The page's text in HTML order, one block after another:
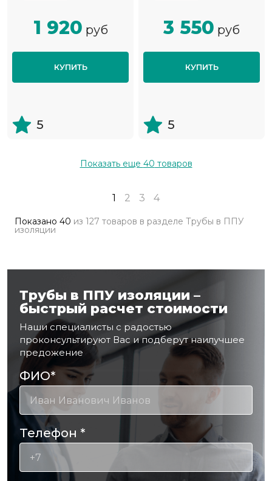
1 920 руб
КУПИТЬ
5
3 550 руб
КУПИТЬ
5
Показать еще 40 товаров
1 2 3 4
Показано 40 из 127 товаров в разделе Трубы в ППУ
изоляции
Трубы в ППУ изоляции –
быстрый расчет стоимости
Наши специалисты с радостью
проконсультируют Вас и подберут наилучшее
предожение
ФИО*
Телефон *